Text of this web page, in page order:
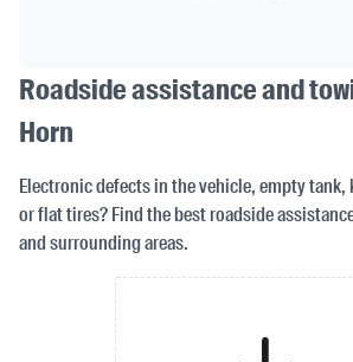
Roadside assistance and
Horn
Electronic defects in the vehicle, empty tank,
or flat tires? Find the best roadside
and surrounding areas.